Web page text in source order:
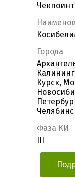
Города
Курск,
Фаза КИ